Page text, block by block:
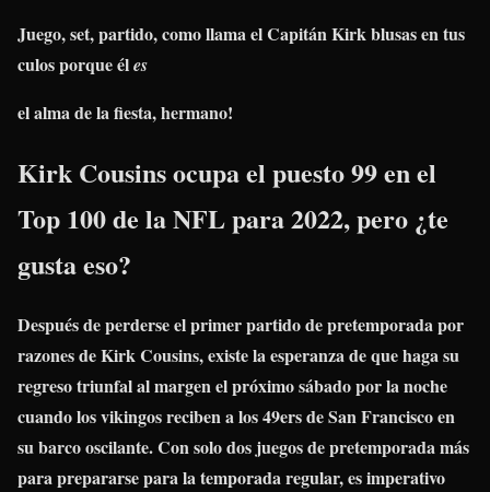
Juego, set, partido, como llama el Capitán Kirk blusas en tus
culos porque éles
el alma de la fiesta, hermano!
Kirk Cousins ​​ocupa el puesto 99 en el
Top 100 de la NFL para 2022, pero ¿te
gusta eso?
Después de perderse el primer partido de pretemporada por
razones de Kirk Cousins, existe la esperanza de que haga su
regreso triunfal al margen el próximo sábado por la noche
cuando los vikingos reciben a los 49ers de San Francisco en
su barco oscilante. Con solo dos juegos de pretemporada más
para prepararse para la temporada regular, es imperativo